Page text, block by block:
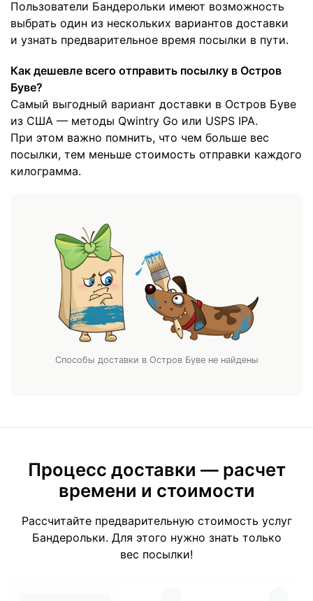
Пользователи Бандерольки имеют возможность
выбрать один из нескольких вариантов доставки
и узнать предварительное время посылки в пути.
Как дешевле всего отправить посылку в Остров
Буве?
Самый выгодный вариант доставки в Остров Буве
из США — методы Qwintry Go или USPS IPA.
При этом важно помнить, что чем больше вес
посылки, тем меньше стоимость отправки каждого
килограмма.
Способы доставки в Остров Буве не найдены
Процесс доставки — расчет
времени и стоимости
Рассчитайте предварительную стоимость услуг
Бандерольки. Для этого нужно знать только
вес посылки!